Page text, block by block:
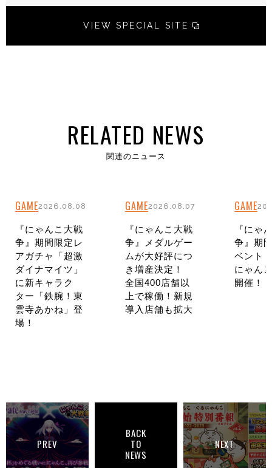
VIEW SPECIAL SITE
RELATED NEWS
関連のニュース
GAME2026.08.08
『にゃんこ大戦
争』期間限定レ
アガチャ「超激
ダイナマイツ」
に新キャラク
ター「鉄腕！東
雲寺あかね」登
場！
GAME2026.08.07
『にゃんこ大戦
争』メダルゲー
ムが大好評につ
き増産決定！
全国400店舗以
上で稼働！新規
導入店舗も拡大
GAME
『にゃ
争』期
ベント
にゃん
開催！
PREV
BACK
TO
NEWS
NEXT